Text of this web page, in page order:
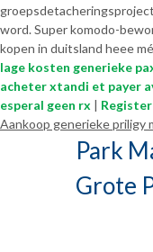
groepsdetacheringsproject
word. Super komodo-
kopen in duitsland heee
lage kosten generieke
acheter xtandi et payer
esperal geen rx | Register
Aankoop generieke priligy
Park
Grote